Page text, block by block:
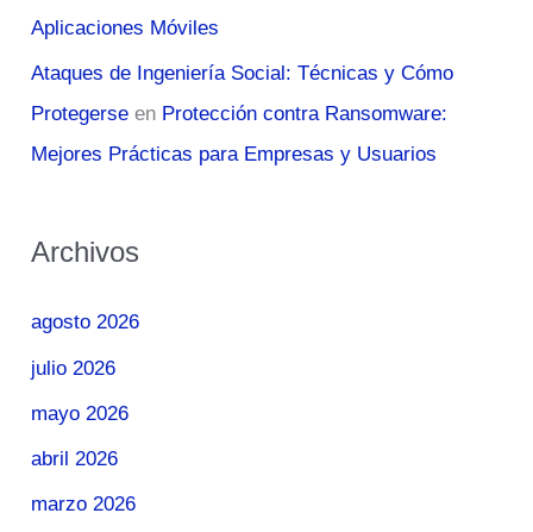
Aplicaciones Móviles
Ataques de Ingeniería Social: Técnicas y Cómo
Protegerse en Protección contra Ransomware:
Mejores Prácticas para Empresas y Usuarios
Archivos
agosto 2026
julio 2026
mayo 2026
abril 2026
marzo 2026